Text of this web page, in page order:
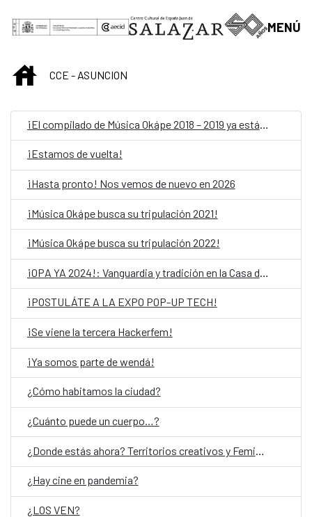
Saut au contenu principal
MENÚ
INICIOCCE - ASUNCION
¡Estamos de vuelta!
¡Hasta pronto! Nos vemos de nuevo en 2026
¡Música Okápe busca su tripulación 2021!
¡Música Okápe busca su tripulación 2022!
¡OPA YA 2024!: Vanguardia y tradición en la Casa del Bicentenario de las Artes Visuales
¡POSTULÁTE A LA EXPO POP-UP TECH!
¡Se viene la tercera Hackerfem!
¡Ya somos parte de wendá!
¿Cómo habitamos la ciudad?
¿Cuánto puede un cuerpo…?
¿Hay cine en pandemia?
¿LOS VEN?